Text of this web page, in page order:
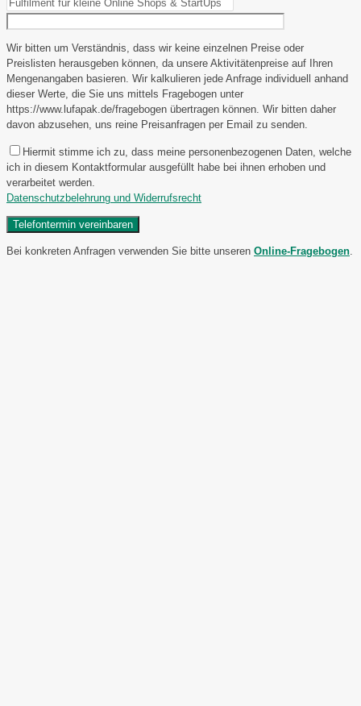
Wir bitten um Verständnis, dass wir keine einzelnen Preise oder
Preislisten herausgeben können, da unsere Aktivitätenpreise auf Ihren
Mengenangaben basieren. Wir kalkulieren jede Anfrage individuell anhand
dieser Werte, die Sie uns mittels Fragebogen unter
https://www.lufapak.de/fragebogen übertragen können. Wir bitten daher
davon abzusehen, uns reine Preisanfragen per Email zu senden.
Hiermit stimme ich zu, dass meine personenbezogenen Daten, welche
ich in diesem Kontaktformular ausgefüllt habe bei ihnen erhoben und
verarbeitet werden.
Datenschutzbelehrung und Widerrufsrecht
Bei konkreten Anfragen verwenden Sie bitte unseren Online-Fragebogen.